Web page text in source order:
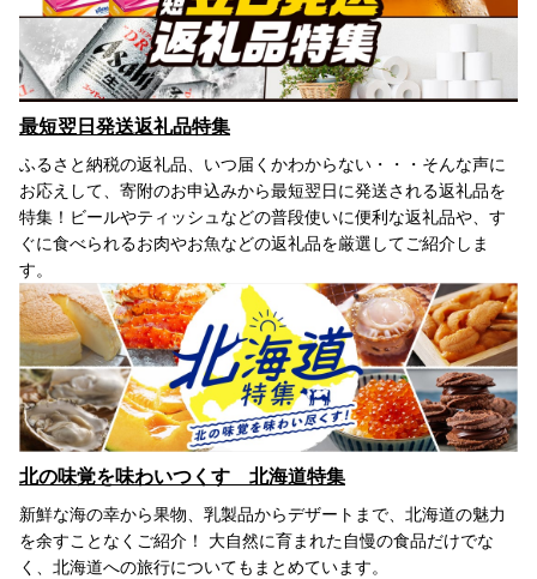
最短翌日発送返礼品特集
ふるさと納税の返礼品、いつ届くかわからない・・・そんな声に
お応えして、寄附のお申込みから最短翌日に発送される返礼品を
特集！ビールやティッシュなどの普段使いに便利な返礼品や、す
ぐに食べられるお肉やお魚などの返礼品を厳選してご紹介しま
す。
北の味覚を味わいつくす 北海道特集
新鮮な海の幸から果物、乳製品からデザートまで、北海道の魅力
を余すことなくご紹介！ 大自然に育まれた自慢の食品だけでな
く、北海道への旅行についてもまとめています。